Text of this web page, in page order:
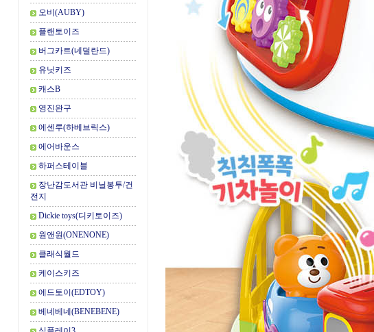
오비(AUBY)
플랜토이즈
버그카트(네덜란드)
유닛키즈
캐스B
영진완구
에센루(하베브릭스)
에어바운스
하퍼스테이블
장난감도서관 비닐봉투/건
전지
Dickie toys(디키토이즈)
원앤원(ONENONE)
클래식월드
케이스키즈
에드토이(EDTOY)
베네베네(BENEBENE)